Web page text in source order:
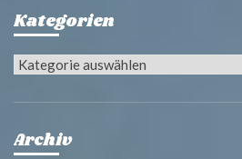
Kategorien
Kategorien
Archiv